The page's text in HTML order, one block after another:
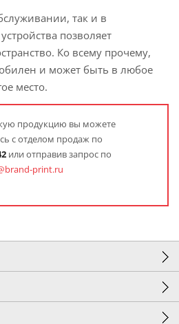
так и в
позволяет
Ко всему прочему,
и может быть в любое
место.
продукцию вы можете
с отделом продаж по
или отправив запрос по
print.ru